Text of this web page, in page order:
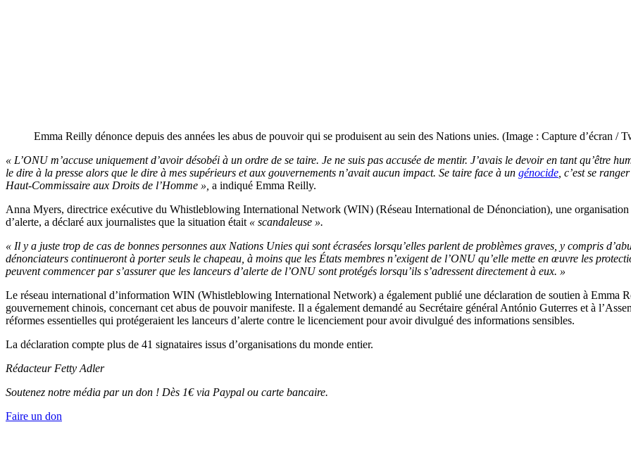
Emma Reilly dénonce depuis des années les abus de pouvoir qui se produisent au sein des Nations unies. (Image : Capture d’écran /
« L’ONU m’accuse uniquement d’avoir désobéi à un ordre de se taire. Je ne suis pas accusée de mentir. J’avais le devoir en tant qu’être
le dire à la presse alors que le dire à mes supérieurs et aux gouvernements n’avait aucun impact. Se taire face à un génocide c’est se
Haut-Commissaire aux Droits de l’Homme », a indiqué Emma Reilly.
Anna Myers, directrice exécutive du Whistleblowing International Network (WIN) (Réseau International de Dénonciation), une
d’alerte, a déclaré aux journalistes que la situation était « scandaleuse ».
« Il y a juste trop de cas de bonnes personnes aux Nations Unies qui sont écrasées lorsqu’elles parlent de problèmes graves, y compris
dénonciateurs continueront à porter seuls le chapeau, à moins que les États membres n’exigent de l’ONU qu’elle mette en œuvre les
peuvent commencer par s’assurer que les lanceurs d’alerte de l’ONU sont protégés lorsqu’ils s’adressent directement à eux. »
Le réseau international d’information WIN (Whistleblowing International Network) a également publié une déclaration de soutien à Emma
gouvernement chinois, concernant cet abus de pouvoir manifeste. Il a également demandé au Secrétaire général António Guterres et à
réformes essentielles qui protégeraient les lanceurs d’alerte contre le licenciement pour avoir divulgué des informations sensibles.
La déclaration compte plus de 41 signataires issus d’organisations du monde entier.
Rédacteur Fetty Adler
Soutenez notre média par un don ! Dès 1€ via Paypal ou carte bancaire.
Faire un don